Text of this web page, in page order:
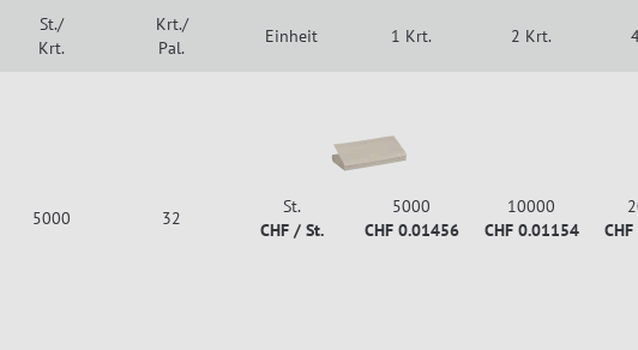
St./
Krt.
Krt./
Pal.
Einheit 1 Krt. 2 Krt.
5000 32
St.
CHF / St.
5000
CHF 0.01456
10000
CHF 0.01154